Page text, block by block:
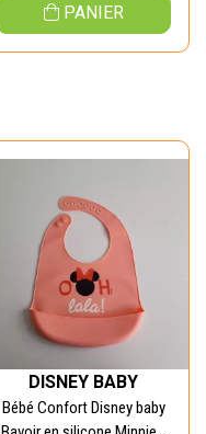
PANIER
DISNEY BABY
Bébé Confort Disney baby